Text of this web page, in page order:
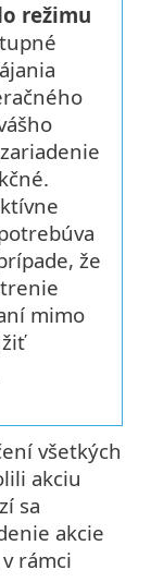
režimu
že
mimo
všetkých
akciu
sa
akcie
rámci